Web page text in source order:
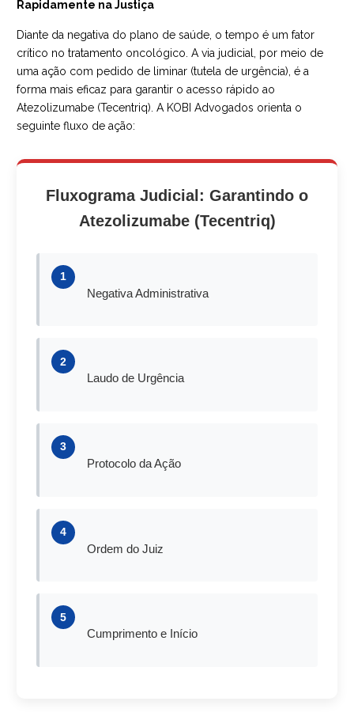
Rapidamente na Justiça
Diante da negativa do plano de saúde, o tempo é um fator
crítico no tratamento oncológico. A via judicial, por meio de
uma ação com pedido de liminar (tutela de urgência), é a
forma mais eficaz para garantir o acesso rápido ao
Atezolizumabe (Tecentriq). A KOBI Advogados orienta o
seguinte fluxo de ação:
Fluxograma Judicial: Garantindo o
Atezolizumabe (Tecentriq)
1
Negativa Administrativa
2
Laudo de Urgência
3
Protocolo da Ação
4
Ordem do Juiz
5
Cumprimento e Início